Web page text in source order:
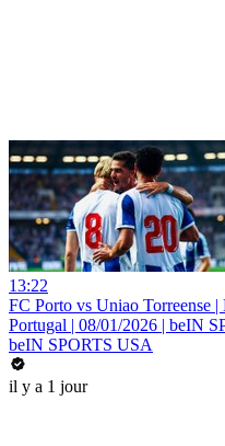
13:22
FC Porto vs Uniao Torreense
Portugal | 08/01/2026 | beIN
beIN SPORTS USA
il y a 1 jour